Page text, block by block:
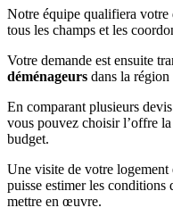
Notre équipe qualifiera votre
tous les champs et les
Votre demande est ensuite
déménageurs dans la
En comparant plusieurs
vous pouvez choisir l’offre
budget.
Une visite de votre logement
puisse estimer les conditions
mettre en œuvre.